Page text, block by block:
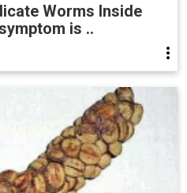
Worms Inside
is ..